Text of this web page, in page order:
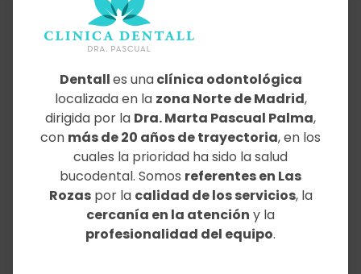
Dentalles unaclínica odontológica
localizada en la zona Norte de Madrid,
dirigida por la Dra. Marta Pascual Palma,
con más de 20 años de trayectoria, en los
cuales la prioridad ha sido la salud
bucodental. Somos referentes en Las
Rozaspor la calidad de los servicios, la
cercanía en la atención y la
profesionalidad del equipo.